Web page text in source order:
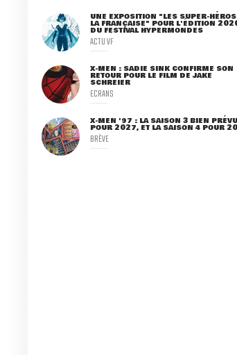
UNE EXPOSITION "LES SUPER-
LA FRANÇAISE" POUR L'ÉDITION
DU FESTIVAL HYPERMONDES
ACTU VF
X-MEN : SADIE SINK CONFIRME SON
RETOUR POUR LE FILM DE JAKE
SCHREIER
ECRANS
X-MEN '97 : LA SAISON 3 BIEN
POUR 2027, ET LA SAISON 4 POUR
BRÈVE